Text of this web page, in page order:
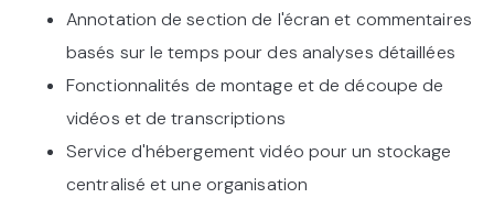
Annotation de section de l'écran et commentaires
basés sur le temps pour des analyses détaillées
Fonctionnalités de montage et de découpe de
vidéos et de transcriptions
Service d'hébergement vidéo pour un stockage
centralisé et une organisation